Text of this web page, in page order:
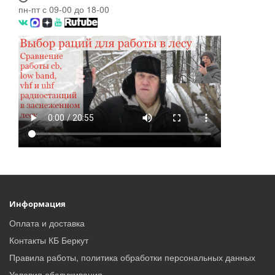
пн-пт с 09-00 до 18-00
Информация
Оплата и доставка
Контакты КБ Беркут
Правила работы, политика обработки персональных данных